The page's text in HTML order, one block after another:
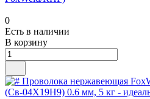
0
Есть в наличии
В корзину